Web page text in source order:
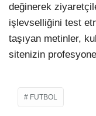
değinerek
işlevselliğini test
taşıyan metinler,
sitenizin
FUTBOL